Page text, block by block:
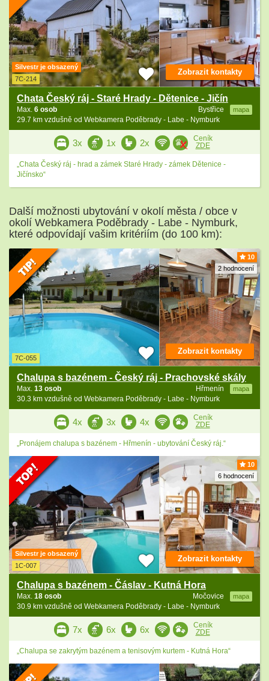
Silvestr je obsazený
7C-214
Chata Český ráj - Staré Hrady - Dětenice - Jičín
Bystřice mapa
Max. 6 osob
29.7 km vzdušně od Webkamera Poděbrady - Labe - Nymburk
Zobrazit kontakty
3x 1x 2x
Ceník
ZDE
„Chata Český ráj - hrad a zámek Staré Hrady - zámek Dětenice -
Jičínsko“
Další možnosti ubytování v okolí města / obce v
okolí Webkamera Poděbrady - Labe - Nymburk,
které odpovídají vašim kritériím (do 100 km):
10
2 hodnocení
7C-055
Chalupa s bazénem - Český ráj - Prachovské skály
Hřmenín mapa
Max. 13 osob
30.3 km vzdušně od Webkamera Poděbrady - Labe - Nymburk
Zobrazit kontakty
4x 3x 4x
Ceník
ZDE
„Pronájem chalupa s bazénem - Hřmenín - ubytování Český ráj.“
10
6 hodnocení
Silvestr je obsazený
1C-007
Chalupa s bazénem - Čáslav - Kutná Hora
Močovice mapa
Max. 18 osob
30.9 km vzdušně od Webkamera Poděbrady - Labe - Nymburk
Zobrazit kontakty
7x 6x 6x
Ceník
ZDE
„Chalupa se zakrytým bazénem a tenisovým kurtem - Kutná Hora“